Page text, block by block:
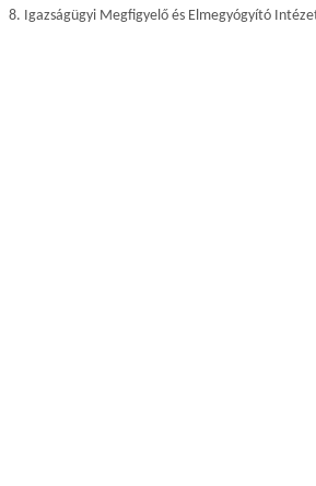
Igazságügyi Megfigyelő és Elmegyógyító